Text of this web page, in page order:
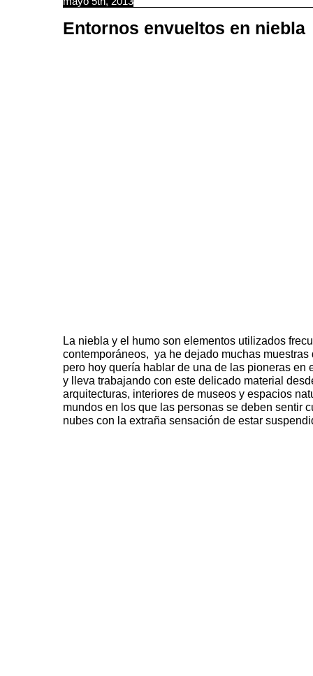
Entornos envueltos en niebla
La niebla y el humo son elementos utilizados
contemporáneos, ya he dejado muchas
pero hoy quería hablar de una de las pioneras en
y lleva trabajando con este delicado material
arquitecturas, interiores de museos y espacios
mundos en los que las personas se deben sentir
nubes con la extraña sensación de estar